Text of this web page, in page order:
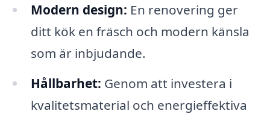
Modern design: En renovering ger
ditt kök en fräsch och modern känsla
som är inbjudande.
Hållbarhet: Genom att investera i
kvalitetsmaterial och energieffektiva